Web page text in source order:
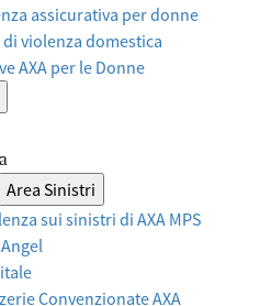
assicurativa per donne
violenza domestica
AXA per le Donne
Area Sinistri
sui sinistri di AXA MPS
Convenzionate AXA